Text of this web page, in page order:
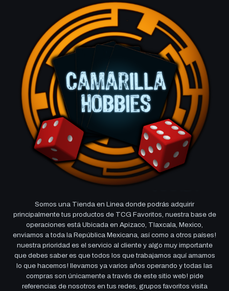
Somos una Tienda en Linea donde podrás adquirir
principalmente tus productos de TCG Favoritos, nuestra base de
operaciones está Ubicada en Apizaco, Tlaxcala, Mexico,
enviamos a toda la República Mexicana, así como a otros países!
nuestra prioridad es el servicio al cliente y algo muy importante
que debes saber es que todos los que trabajamos aquí amamos
lo que hacemos! llevamos ya varios años operando y todas las
compras son únicamente a través de este sitio web! pide
referencias de nosotros en tus redes, grupos favoritos visita